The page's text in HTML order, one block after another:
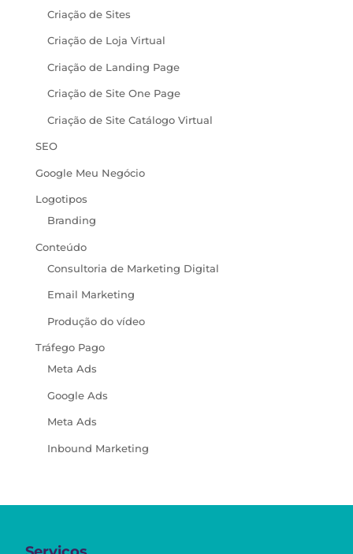
Criação de Sites
Criação de Loja Virtual
Criação de Landing Page
Criação de Site One Page
Criação de Site Catálogo Virtual
SEO
Google Meu Negócio
Logotipos
Branding
Conteúdo
Consultoria de Marketing Digital
Email Marketing
Produção do vídeo
Tráfego Pago
Meta Ads
Google Ads
Meta Ads
Inbound Marketing